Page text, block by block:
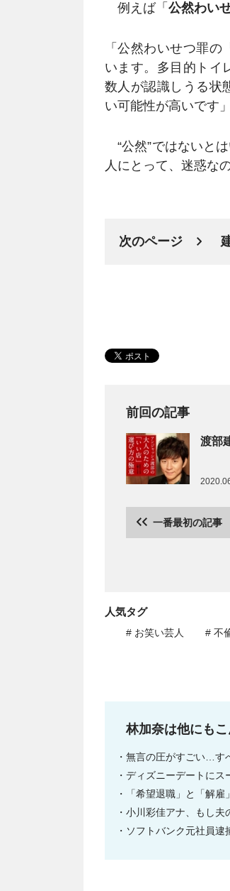
例えば「 公然わい
「公然わいせつ罪の
います。多目的トイ
数人が認識しうる状
い可能性が高いです」
“公然”ではないと
人にとって、迷惑な
次のページ
前回の記事
渡部
一番最初の記事
人気タグ
# お笑い芸人 # 不
林加奈は他にも
無言の圧がすごい…す
ディズニーデートにス
「希望退職」と「解
小川彩佳アナ、もし夫
ソフトバンク元社員